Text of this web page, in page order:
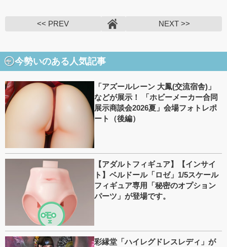
<< PREV NEXT >>
今勢いのある人気記事
「アズールレーン 大鳳(交流宿舎)」
などが展示！ 「ホビーメーカー合同
展示商談会2026夏」会場フォトレポ
ート（後編）
【アダルトフィギュア】【インサイ
ト】ベルドール「ロゼ」1/5スケール
フィギュア専用「秘密のオプション
パーツ」が登場です。
彩縁堂「ハイレグドレスレディ」が